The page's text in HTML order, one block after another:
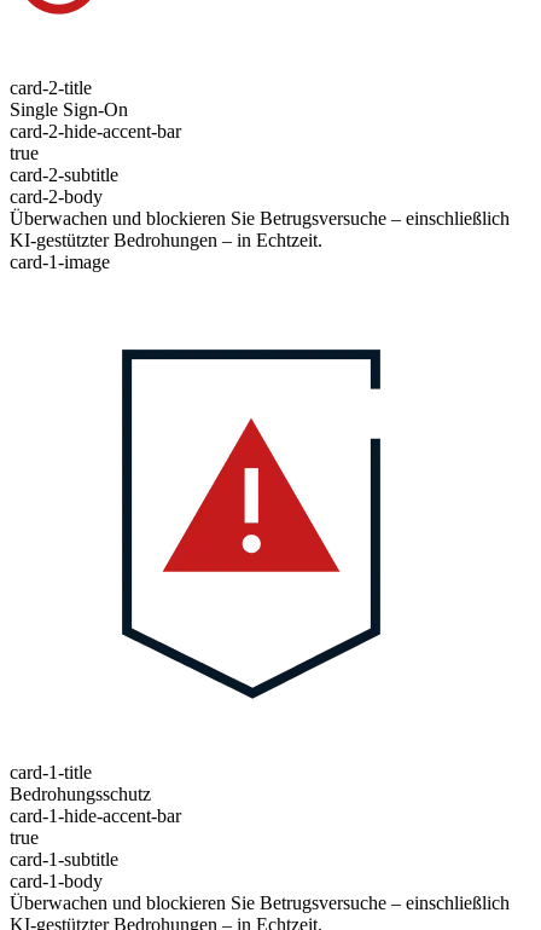
card-2-title
Single Sign-On
card-2-hide-accent-bar
true
card-2-subtitle
card-2-body
Überwachen und blockieren Sie Betrugsversuche – einschließlich
KI-gestützter Bedrohungen – in Echtzeit.
card-1-image
card-1-title
Bedrohungsschutz
card-1-hide-accent-bar
true
card-1-subtitle
card-1-body
Überwachen und blockieren Sie Betrugsversuche – einschließlich
KI-gestützter Bedrohungen – in Echtzeit.